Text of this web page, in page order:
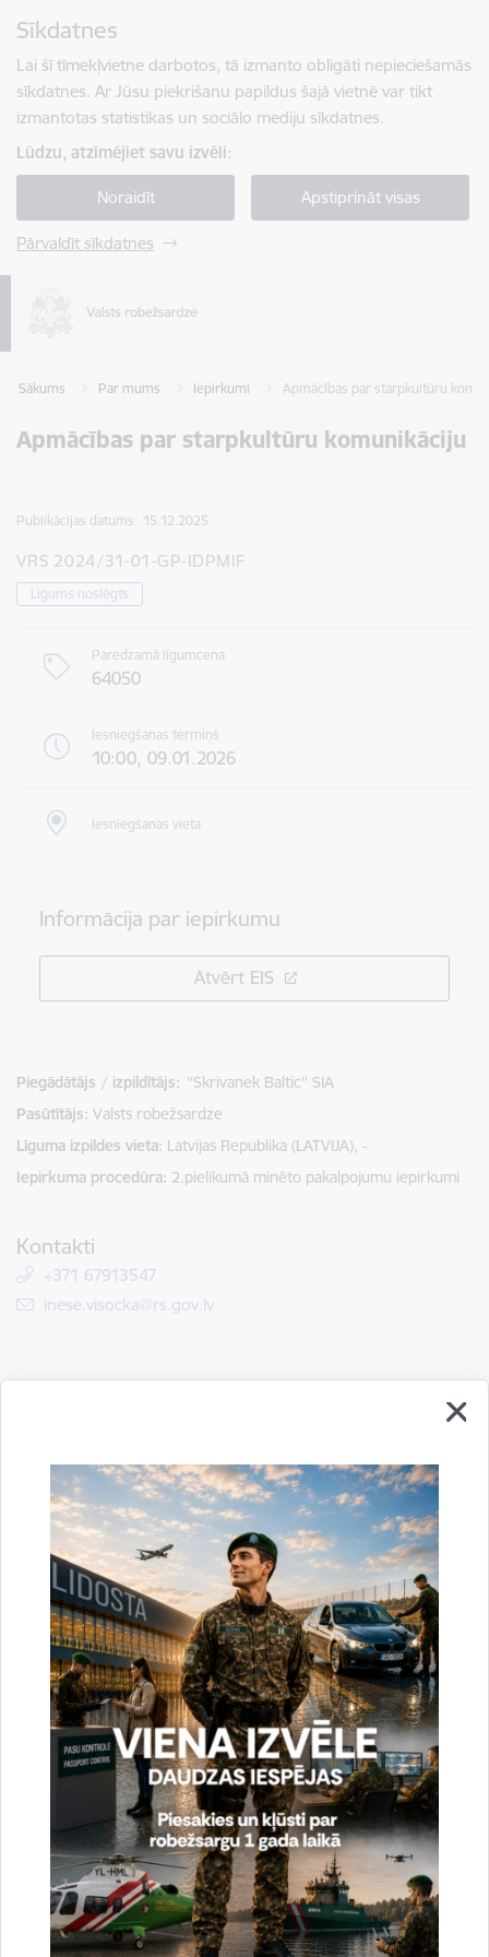
Sīkdatnes
Lai šī tīmekļvietne darbotos, tā izmanto obligāti nepieciešamās
sīkdatnes. Ar Jūsu piekrišanu papildus šajā vietnē var tikt
izmantotas statistikas un sociālo mediju sīkdatnes.
Lūdzu, atzīmējiet savu izvēli:
Noraidīt Apstiprināt visas
Pārvaldīt sīkdatnes
Sākums Par mums Iepirkumi Apmācības par starpkultūru
Apmācības par starpkultūru komunikāciju
Publikācijas datums: 15.12.2025.
VRS 2024/31-01-GP-IDPMIF
Līgums noslēgts
Paredzamā līgumcena
64050
Iesniegšanas termiņš
10:00, 09.01.2026
Iesniegšanas vieta
Informācija par iepirkumu
Atvērt EIS
Piegādātājs / izpildītājs: ''Skrivanek Baltic'' SIA
Pasūtītājs Valsts robežsardze
Līguma izpildes vieta Latvijas Republika (LATVIJA), -
Iepirkuma procedūra 2.pielikumā minēto pakalpojumu iepirkumi
Kontakti
+371 67913547
E-pasts:
inese.visocka@rs.gov.lv
Drukāt lapu
Dalīties
Vai šī informācija bija noderīga?